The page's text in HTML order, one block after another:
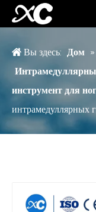
Вы здесь: Дом »
инструмент для
интрамедуллярных